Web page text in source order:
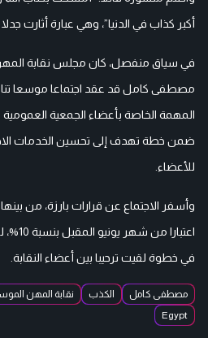
أكبر كذاب في الدنيا”، وهي عبارة أثارت
في سياق منفصل، كان مجلس نقابة المهن
مصطفى كامل قد عقد اجتماعا موسعا
المهمة الخاصة بأعضاء الجمعية
ضمن خطة تهدف إلى تحسين الخدمات
للأعضاء.
وأسفر الاجتماع عن قرارات بارزة، من
في خطوة لقيت ترحيبا بين أعضاء النقابة.
مصطفى كامل الكذب نقابة المهن
Egypt